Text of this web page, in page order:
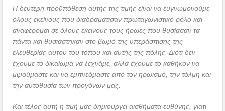
Η δεύτερη προϋπόθεση αυτής της τιμής είναι να ευγνωμονούμε
όλους εκείνους που διαδραμάτισαν πρωταγωνιστικό ρόλο και
αναφέρομαι σε όλους εκείνους τους ήρωες που θυσίασαν τα
πάντα και θυσιάστηκαν στο βωμό της υπεράσπισης της
ελευθερίας αυτού του τόπου και αυτής της πόλης. Διότι δεν
έχουμε το δικαίωμα να ξεχνάμε, αλλά έχουμε το καθήκον να
μιμούμαστε και να εμπνεόμαστε από τον ηρωισμό, την τόλμη και
την αυτοθυσία των προγόνων μας.
Και τέλος αυτή η τιμή μάς δημιουργεί αισθήματα ευθύνης, γιατί